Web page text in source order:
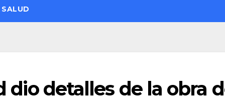
SALUD
dio detalles de la obra